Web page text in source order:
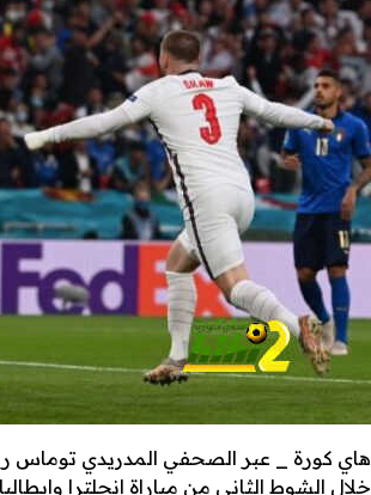
هاي كورة _ عبر الصحفي المدريدي توماس
خلال الشوط الثاني من مباراة إنجلترا